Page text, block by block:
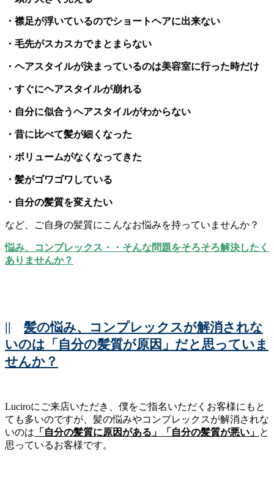
・襟足が浮いているのでショートヘアに出来ない
・毛先がスカスカでまとまらない
・ヘアスタイルが決まっているのは美容室に行った時だけ
・すぐにヘアスタイルが崩れる
・自分に似合うヘアスタイルがわからない
・昔に比べて髪が細くなった
・ボリュームがなくなってきた
・髪がゴワゴワしている
・自分の髪質を変えたい
など、ご自身の髪質にこんなお悩みを持っていませんか？
悩み、コンプレックス・・そんな問題をそろそろ解決したく
ありませんか？
|| 髪の悩み、コンプレックスが解消されな
いのは「自分の髪質が原因」だと思っていま
せんか？
Luciroにご来店いただき、僕をご指名いただくお客様にもと
ても多いのですが、髪の悩みやコンプレックスが解消されな
いのは 「自分の髪質に原因がある」「自分の髪質が悪い」 と
思っているお客様です。